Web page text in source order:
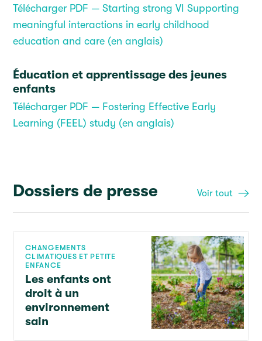
Télécharger PDF — Starting strong VI Supporting
meaningful interactions in early childhood
education and care (en anglais)
Éducation et apprentissage des jeunes
enfants
Télécharger PDF — Fostering Effective Early
Learning (FEEL) study (en anglais)
Dossiers de presse Voir tout
CHANGEMENTS
CLIMATIQUES ET PETITE
ENFANCE
Les enfants ont
droit à un
environnement
sain